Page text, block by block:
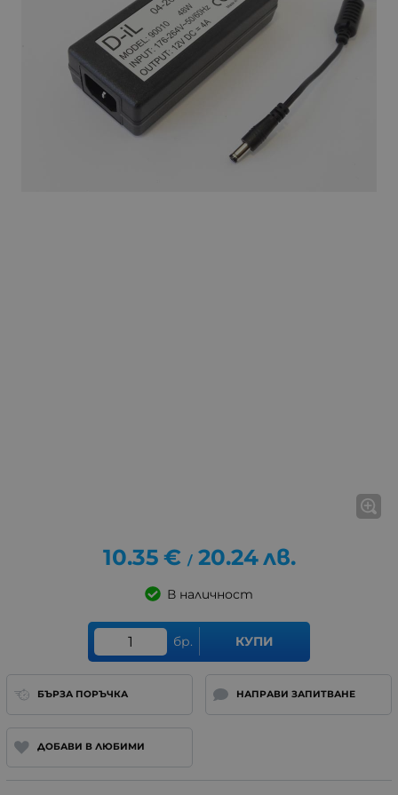
10.35 € / 20.24лв.
В наличност
бр. КУПИ
БЪРЗА ПОРЪЧКА НАПРАВИ ЗАПИТВАНЕ
ДОБАВИ В ЛЮБИМИ